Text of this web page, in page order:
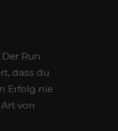
Run
dass du
Erfolg nie
von